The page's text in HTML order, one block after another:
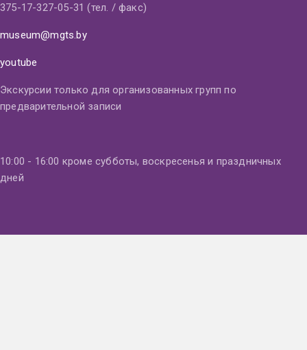
375-17-327-05-31 (тел. / факс)
museum@mgts.by
youtube
Экскурсии только для организованных групп по
предварительной записи
10:00 - 16:00 кроме субботы, воскресенья и праздничных
дней